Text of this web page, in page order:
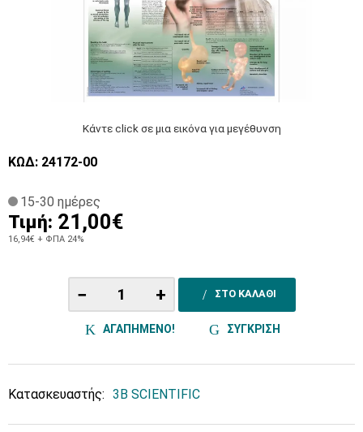
Κάντε click σε μια εικόνα για μεγέθυνση
ΚΩΔ: 24172-00
15-30 ημέρες
Τιμή: 21,00€
16,94€ + ΦΠΑ 24%
− + ΣΤΟ ΚΑΛΑΘΙ
ΑΓΑΠΗΜΕΝΟ! ΣΥΓΚΡΙΣΗ
Κατασκευαστής: 3B SCIENTIFIC